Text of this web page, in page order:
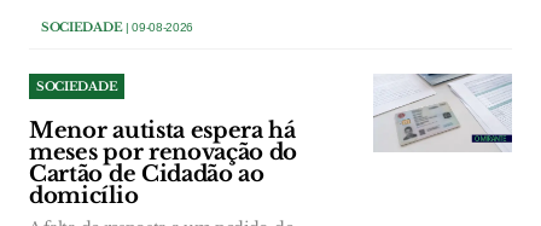
SOCIEDADE| 09-08-2026
SOCIEDADE
Menor autista espera há
meses por renovação do
Cartão de Cidadão ao
domicílio